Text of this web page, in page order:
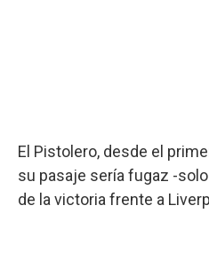
El Pistolero, desde el
su pasaje sería fugaz -
de la victoria frente a